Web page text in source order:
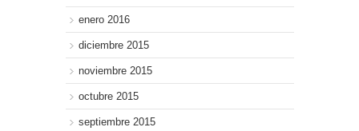
enero 2016
diciembre 2015
noviembre 2015
octubre 2015
septiembre 2015